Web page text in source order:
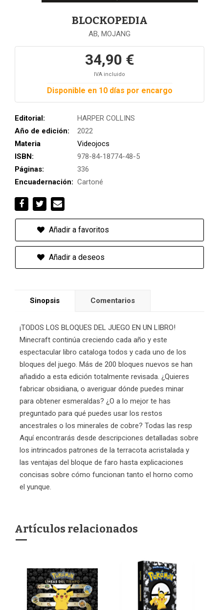
BLOCKOPEDIA
AB, MOJANG
34,90 €
IVA incluido
Disponible en 10 días por encargo
Editorial:
HARPER COLLINS
Año de edición:
2022
Materia
Videojocs
ISBN:
978-84-18774-48-5
Páginas:
336
Encuadernación: Cartoné
Añadir a favoritos
Añadir a deseos
Sinopsis Comentarios
¡TODOS LOS BLOQUES DEL JUEGO EN UN LIBRO!
Minecraft continúa creciendo cada año y este
espectacular libro cataloga todos y cada uno de los
bloques del juego. Más de 200 bloques nuevos se han
añadido a esta edición totalmente revisada. ¿Quieres
fabricar obsidiana, o averiguar dónde puedes minar
para obtener esmeraldas? ¿O a lo mejor te has
preguntado para qué puedes usar los restos
ancestrales o los minerales de cobre? Todas las resp
Aquí encontrarás desde descripciones detalladas sobre
los intrincados patrones de la terracota acristalada y
las ventajas del bloque de faro hasta explicaciones
concisas sobre cómo funcionan tanto el horno como
el yunque.
Artículos relacionados